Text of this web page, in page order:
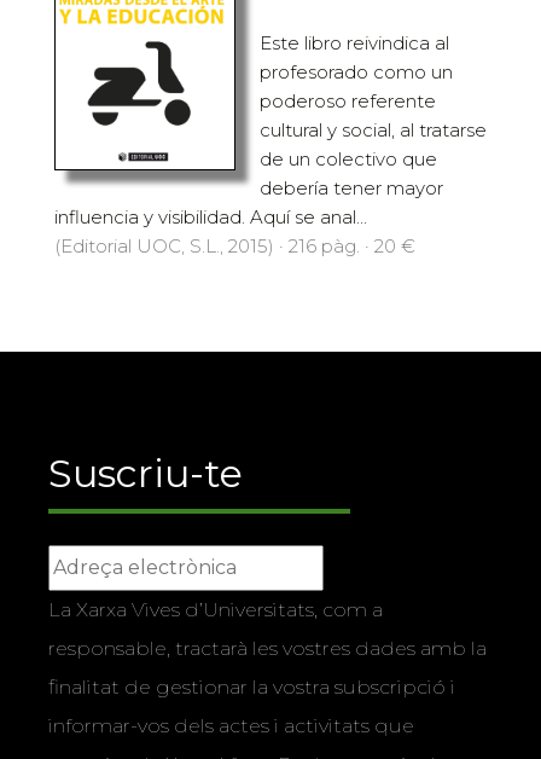
Este libro reivindica al
profesorado como un
poderoso referente
cultural y social, al tratarse
de un colectivo que
debería tener mayor
influencia y visibilidad. Aquí se anal...
(Editorial UOC, S.L., 2015) · 216 pàg. · 20 €
Suscriu-te
La Xarxa Vives d’Universitats, com a
responsable, tractarà les vostres dades amb la
finalitat de gestionar la vostra subscripció i
informar-vos dels actes i activitats que